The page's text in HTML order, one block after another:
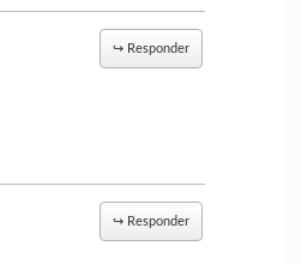
↪ Responder
↪ Responder